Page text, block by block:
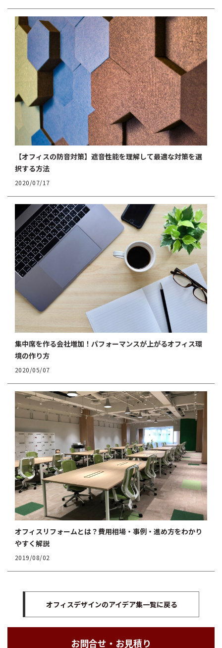
【オフィスの防音対策】遮音性能を理解して最適な対策を選
択する方法
2020/07/17
集中席を作る会社増加！パフォーマンスが上がるオフィス環
境の作り方
2020/05/07
オフィスリフォームとは？費用相場・事例・進め方をわかり
やすく解説
2019/08/02
オフィスデザインのアイデア集一覧に戻る
お問合せ・お見積り